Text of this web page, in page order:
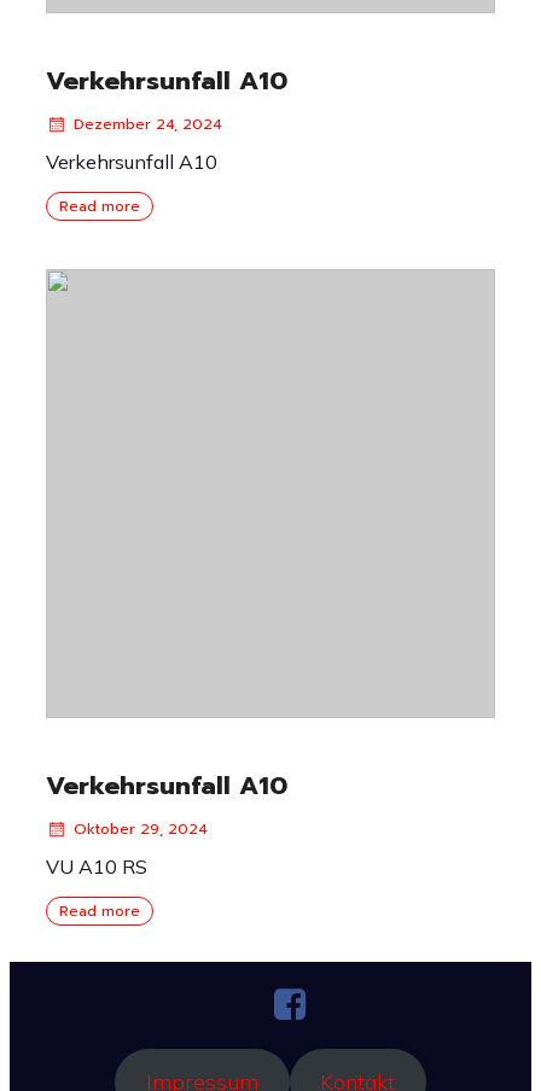
Verkehrsunfall A10
Dezember 24, 2024
Verkehrsunfall A10
Read more
Verkehrsunfall A10
Oktober 29, 2024
VU A10 RS
Read more
Impressum Kontakt